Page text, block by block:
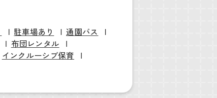
駐車場あり
通園バス
布団レンタル
インクルーシブ保育